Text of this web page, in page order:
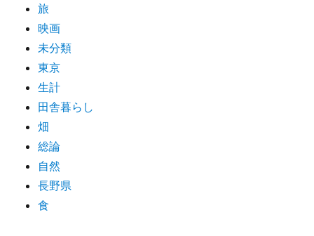
旅
映画
未分類
東京
生計
田舎暮らし
畑
総論
自然
長野県
食